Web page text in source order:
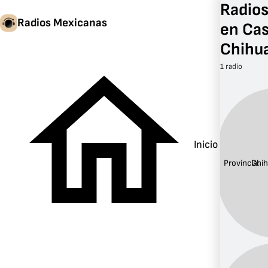
Radios Mexicanas
Inicio
en
1 radio
Provincia: